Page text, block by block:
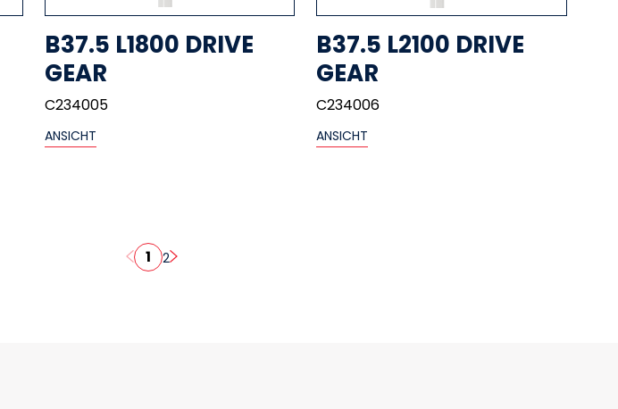
B37.5 L1800 DRIVE
GEAR
C234005
ANSICHT
B37.5 L2100 DRIVE
GEAR
C234006
ANSICHT
1 2